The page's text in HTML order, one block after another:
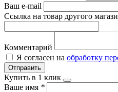
Ваш e-mail
Ссылка на товар другого
Комментарий
Я согласен на обработку
Отправить
Купить в 1 клик
Ваше имя *